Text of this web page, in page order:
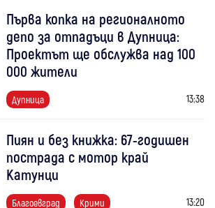
Първа копка на регионалното
депо за отпадъци в Дупница:
Проектът ще обслужва над 100
000 жители
Дупница 13:38
Пиян и без книжка: 67-годишен
пострада с мотор край
Катунци
Благоевград Крими 13:20